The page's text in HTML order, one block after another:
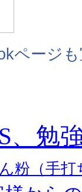
ページ
、勉
粉（手打